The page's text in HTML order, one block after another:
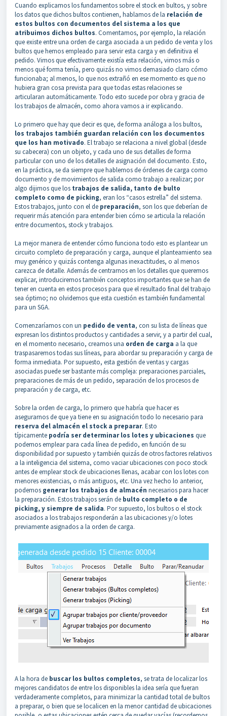
Cuando explicamos los fundamentos sobre el stock en bultos, y sobre
los datos que dichos bultos contienen, hablamos de la relación de
estos bultos con documentos del sistema a los que
atribuimos dichos bultos. Comentamos, por ejemplo, la relación
que existe entre una orden de carga asociada a un pedido de venta y los
bultos que hemos empleado para servir esta carga y en definitiva el
pedido. Vimos que efectivamente existía esta relación, vimos más o
menos qué forma tenía, pero quizás no vimos demasiado claro cómo
funcionaba; al menos, lo que nos extrañó en ese momento es que no
hubiera gran cosa prevista para que todas estas relaciones se
articularan automáticamente. Todo esto sucede por obra y gracia de
los trabajos de almacén, como ahora vamos a ir explicando.
Lo primero que hay que decir es que, de forma análoga a los bultos,
los trabajos también guardan relación con los documentos
que los han motivado. El trabajo se relaciona a nivel global (desde
su cabecera) con un objeto, y cada uno de sus detalles de forma
particular con uno de los detalles de asignación del documento. Esto,
en la práctica, se da siempre que hablemos de órdenes de carga como
documento y de movimientos de salida como trabajo a realizar; por
algo dijimos que los trabajos de salida, tanto de bulto
completo como de picking, eran los “casos estrella” del sistema.
Estos trabajos, junto con el de preparación, son los que deberían de
requerir más atención para entender bien cómo se articula la relación
entre documentos, stock y trabajos.
La mejor manera de entender cómo funciona todo esto es plantear un
circuito completo de preparación y carga, aunque el planteamiento sea
muy genérico y quizás contenga algunas inexactitudes, o al menos
carezca de detalle. Además de centrarnos en los detalles que queremos
explicar, introduciremos también conceptos importantes que se han de
tener en cuenta en estos procesos para que el resultado final del trabajo
sea óptimo; no olvidemos que esta cuestión es también fundamental
para un SGA.
Comenzaríamos con un pedido de venta, con su lista de líneas que
expresan los distintos productos y cantidades a servir, y a partir del cual,
en el momento necesario, creamos una orden de carga a la que
traspasaremos todas sus líneas, para abordar su preparación y carga de
forma inmediata. Por supuesto, esta gestión de ventas y cargas
asociadas puede ser bastante más compleja: preparaciones parciales,
preparaciones de más de un pedido, separación de los procesos de
preparación y de carga, etc.
Sobre la orden de carga, lo primero que habría que hacer es
asegurarnos de que ya tiene en su asignación todo lo necesario para
reserva del almacén el stock a preparar. Esto
típicamente podría ser determinar los lotes y ubicaciones que
podemos emplear para cada línea de pedido, en función de su
disponibilidad por supuesto y también quizás de otros factores relativos
a la inteligencia del sistema, como vaciar ubicaciones con poco stock
antes de emplear stock de ubicaciones llenas, acabar con los lotes con
menores existencias, o más antiguos, etc. Una vez hecho lo anterior,
podemos generar los trabajos de almacén necesarios para hacer
la preparación. Estos trabajos serán de bulto completo o de
picking, y siempre de salida. Por supuesto, los bultos o el stock
asociados a los trabajos responderán a las ubicaciones y/o lotes
previamente asignados a la orden de carga.
A la hora de buscar los bultos completos, se trata de localizar los
mejores candidatos de entre los disponibles la idea sería que fueran
verdaderamente completos, para minimizar la cantidad total de bultos
a preparar, o bien que se localicen en la menor cantidad de ubicaciones